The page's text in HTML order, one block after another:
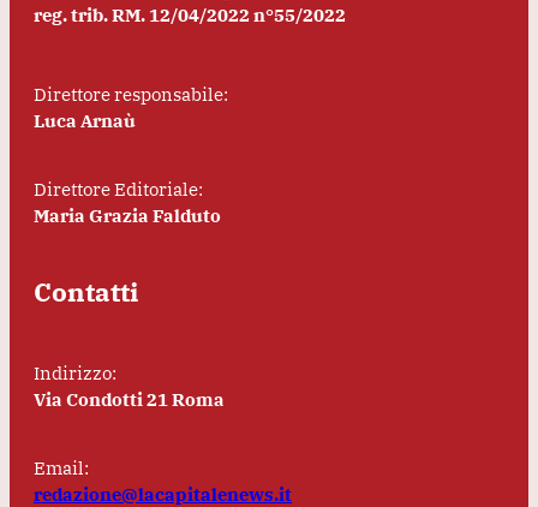
reg. trib. RM. 12/04/2022 n°55/2022
Direttore responsabile:
Luca Arnaù
Direttore Editoriale:
Maria Grazia Falduto
Contatti
Indirizzo:
Via Condotti 21 Roma
Email:
redazione@lacapitalenews.it